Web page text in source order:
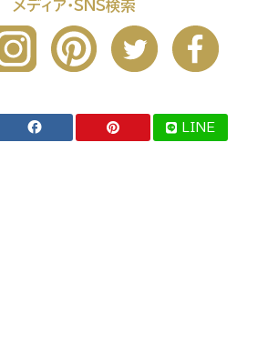
メディア・SNS検索
LINE